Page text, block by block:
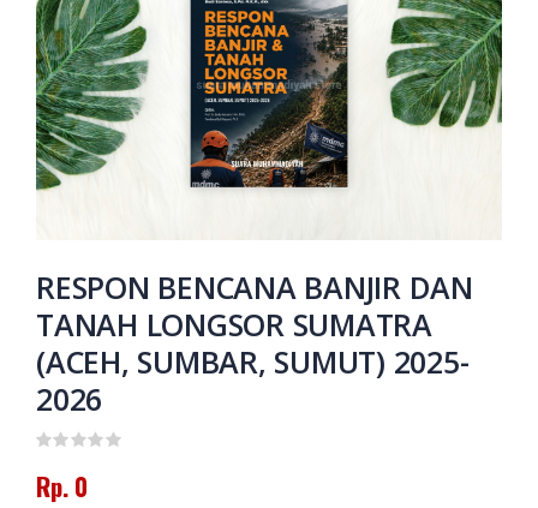
RESPON BENCANA BANJIR DAN
TANAH LONGSOR SUMATRA
(ACEH, SUMBAR, SUMUT) 2025-
2026
Rp. 0
66 Jalan Menuju
Cinta Ilahi
Menemukan
Tuhan dalam
Luka, Cinta, dan
Kehidupan
Sehari-hari
Amanah dan
Memoar
Kepemimpinan
Universitas
Muhammadiyah
Banjarmasin
2016-2024
Rp. 0
Cara Shalat
Menurut
Himpunan
Putusan Tarjih
Muhammadiyah
Rp. 31.000
Muhammadiyah
Rp. 130.000
Himpunan
Putusan Tarjih